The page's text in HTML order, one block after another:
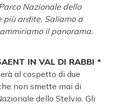
Nazionale dello
più ardite. Saliamo a
il panorama.
IN VAL DI RABBI *
al cospetto di due
non smette mai di
dello Stelvio. Gli